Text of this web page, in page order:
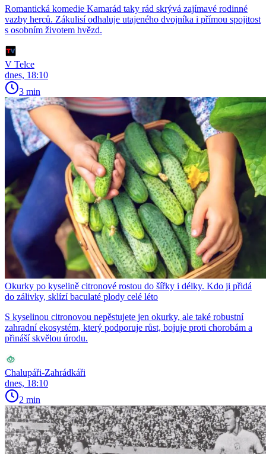
Romantická komedie Kamarád taky rád skrývá zajímavé rodinné
vazby herců. Zákulisí odhaluje utajeného dvojníka i přímou spojitost
s osobním životem hvězd.
V Telce
dnes, 18:10
3 min
Okurky po kyselině citronové rostou do šířky i délky. Kdo ji přidá
do zálivky, sklízí baculaté plody celé léto
S kyselinou citronovou nepěstujete jen okurky, ale také robustní
zahradní ekosystém, který podporuje růst, bojuje proti chorobám a
přináší skvělou úrodu.
Chalupáři-Zahrádkáři
dnes, 18:10
2 min